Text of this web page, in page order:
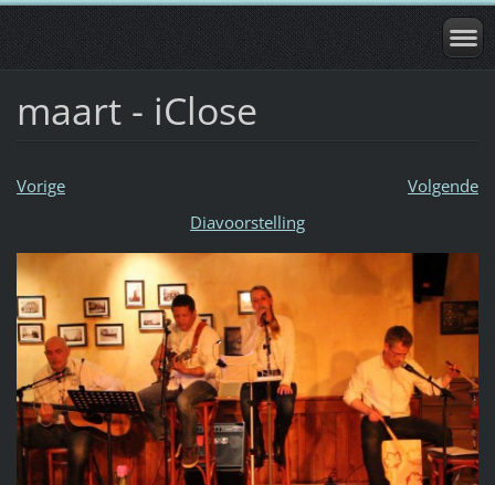
maart - iClose
Vorige
Volgende
Diavoorstelling